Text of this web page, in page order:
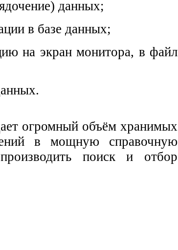
данных;
в базе данных;
на экран монитора, в файл
огромный объём хранимых
в мощную справочную
поиск и отбор